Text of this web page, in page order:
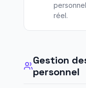
réel.
Gestion
personnel